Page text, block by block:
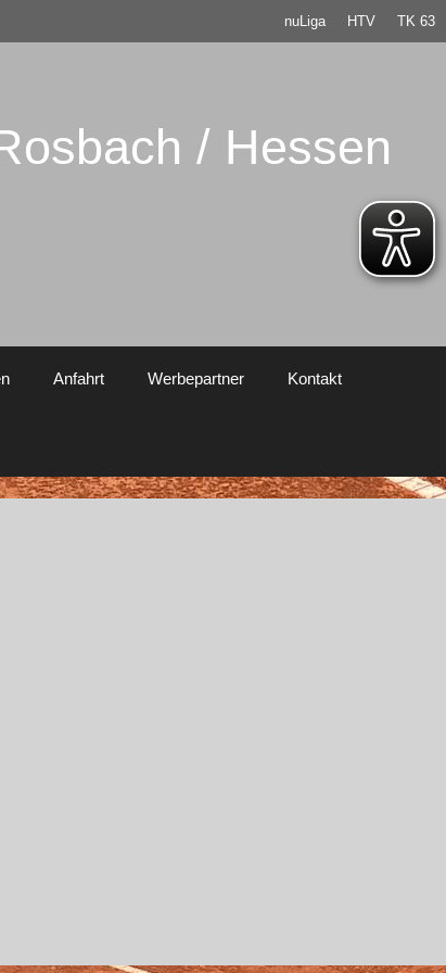
nuLiga HTV TK 63
/ Hessen
Anfahrt Werbepartner Kontakt